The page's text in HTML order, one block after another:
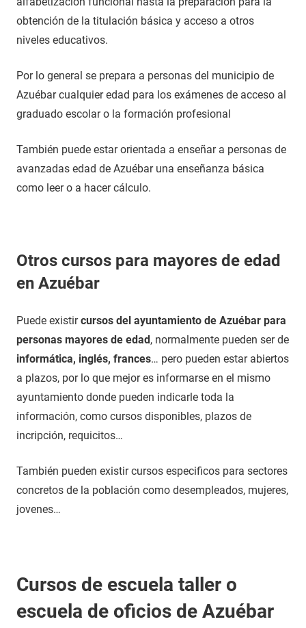
obtención de la titulación básica y acceso a otros
niveles educativos.
Por lo general se prepara a personas del municipio de
Azuébar cualquier edad para los exámenes de acceso al
graduado escolar o la formación profesional
También puede estar orientada a enseñar a personas de
avanzadas edad de Azuébar una enseñanza básica
como leer o a hacer cálculo.
Otros cursos para mayores de edad
en Azuébar
Puede existircursos del ayuntamiento de Azuébar para
personas mayores de edad, normalmente pueden ser de
informática, inglés, frances… pero pueden estar abiertos
a plazos, por lo que mejor es informarse en el mismo
ayuntamiento donde pueden indicarle toda la
información, como cursos disponibles, plazos de
incripción, requicitos…
También pueden existir cursos especificos para sectores
concretos de la población como desempleados, mujeres,
jovenes…
Cursos de escuela taller o
escuela de oficios de Azuébar